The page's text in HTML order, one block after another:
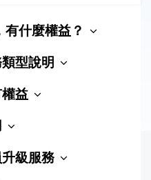
什麼權益？
型說明
益
級服務